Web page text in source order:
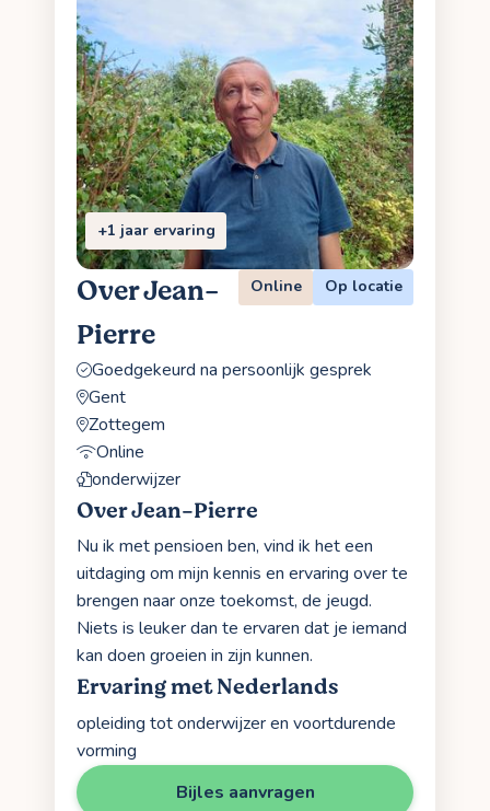
+1 jaar ervaring
Over Jean-
Pierre
Online Op locatie
Goedgekeurd na persoonlijk gesprek
Gent
Zottegem
Online
onderwijzer
Over Jean-Pierre
Nu ik met pensioen ben, vind ik het een
uitdaging om mijn kennis en ervaring over te
brengen naar onze toekomst, de jeugd.
Niets is leuker dan te ervaren dat je iemand
kan doen groeien in zijn kunnen.
Ervaring met Nederlands
opleiding tot onderwijzer en voortdurende
vorming
Bijles aanvragen